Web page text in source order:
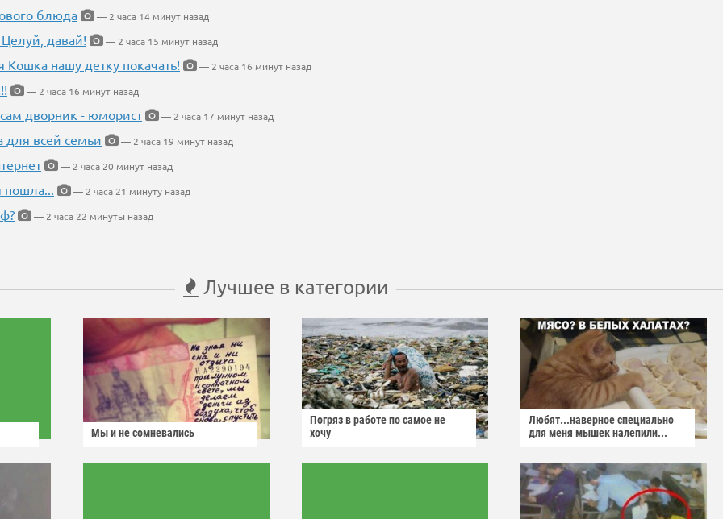
блюда
— 2 часа 14 минут назад
Целуй, давай!
— 2 часа 15 минут назад
Кошка нашу детку покачать!
— 2 часа 16 минут назад
— 2 часа 16 минут назад
дворник - юморист
— 2 часа 17 минут назад
для всей семьи
— 2 часа 19 минут назад
— 2 часа 20 минут назад
пошла...
— 2 часа 21 минуту назад
— 2 часа 22 минуты назад
Лучшее в категории
Мы и не сомневались
Погряз в работе по самое не
хочу
Любят...наверное специально
для меня мышек налепили...